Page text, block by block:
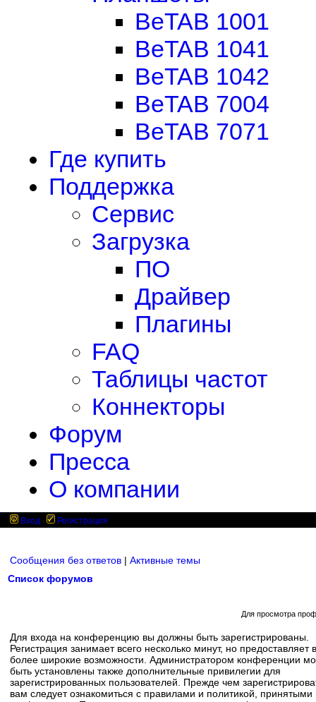
BeTAB 1001
BeTAB 1041
BeTAB 1042
BeTAB 7004
BeTAB 7071
Где купить
Поддержка
Сервис
Загрузка
ПО
Драйвер
Плагины
FAQ
Таблицы частот
Коннекторы
Форум
Пресса
О компании
Вход Регистрация
Сообщения без ответов | Активные темы
Список форумов
Для просмотра
Для входа на конференцию вы должны быть зарегистрированы.
Регистрация занимает всего несколько минут, но предоставляет
более широкие возможности. Администратором конференции
быть установлены также дополнительные привилегии для
зарегистрированных пользователей. Прежде чем
вам следует ознакомиться с правилами и политикой, принятыми